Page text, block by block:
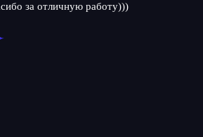
за отличную работу)))